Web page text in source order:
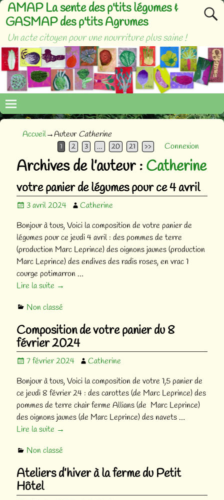
AMAP La sente des p'tits légumes &
GASMAP des p'tits Agrumes
Un acte citoyen pour une nourriture plus saine !
Accueil→AuteurCatherine
1 2 3 … 20 21 >> Connexion
Archives de l’auteur : Catherine
votre panier de légumes pour ce 4 avril
3 avril 2024
Catherine
Bonjour à tous, Voici la composition de votre panier de
légumes pour ce jeudi 4 avril : des pommes de terre
(production Marc Leprince) des oignons jaunes (production
Marc Leprince) des endives des radis roses, en vrac 1
courge potimarron…
Lire la suite →
Non classé
Composition de votre panier du 8
février 2024
7 février 2024
Catherine
Bonjour à tous, Voici la composition de votre 1,5 panier de
ce jeudi 8 février 24 : des carottes (de Marc Leprince) des
pommes de terre chair ferme Allians (de Marc Leprince)
des oignons jaunes (de Marc Leprince) des navets…
Lire la suite →
Non classé
Ateliers d’hiver à la ferme du Petit
Hôtel